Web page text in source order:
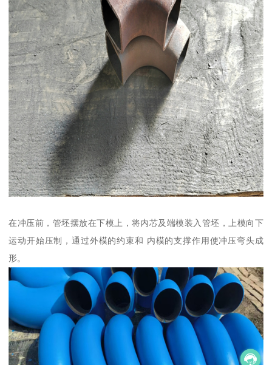
在冲压前，管坯摆放在下模上，将内芯及端模装入管坯，上模向下
运动开始压制，通过外模的约束和 内模的支撑作用使冲压弯头成
形。